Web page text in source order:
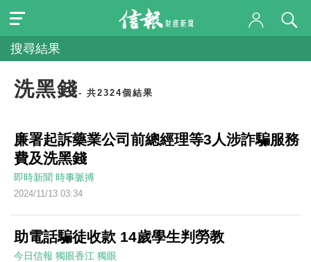
搜尋結果
洗黑錢- 共2324個結果
廉署起訴藥業公司前總經理等3人涉詐騙服務
費及洗黑錢
即時新聞 時事脈搏
2024/11/13 03:34
助電話騙徒收款 14歲學生判勞教
今日信報 獨眼香江 獨眼